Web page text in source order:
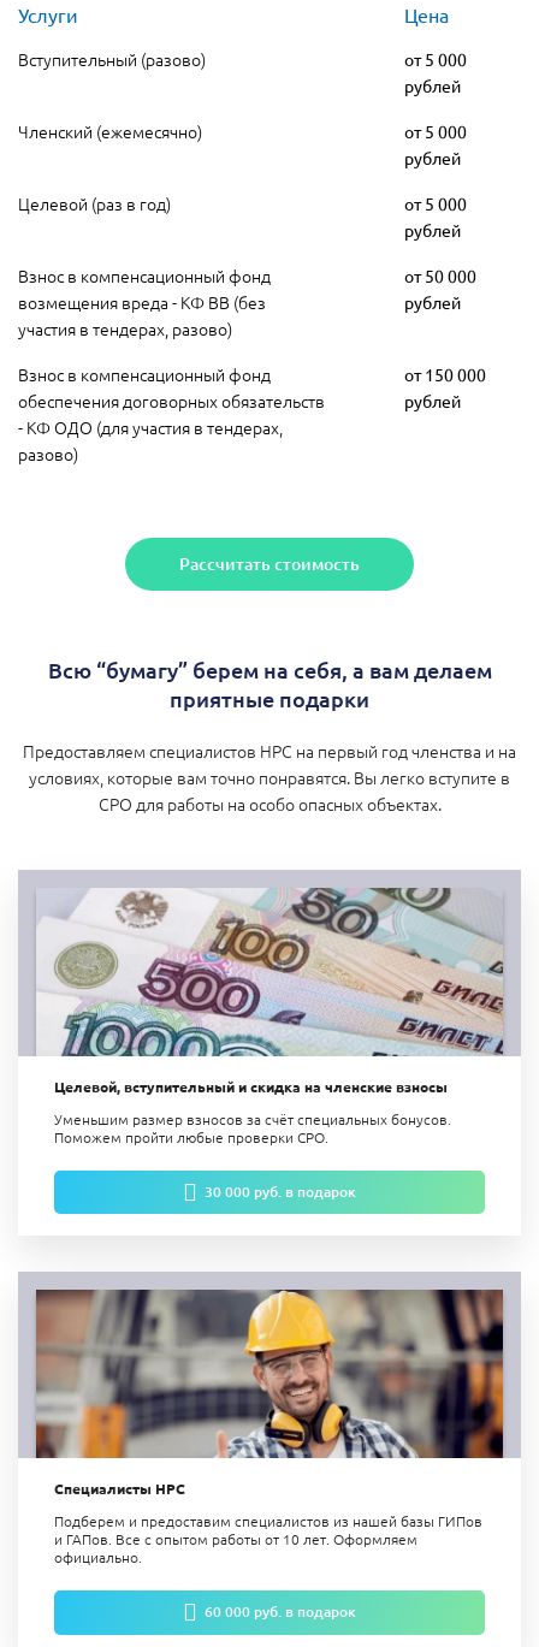
Услуги
Цена
Вступительный (разово)
от 5 000
рублей
Членский (ежемесячно)
от 5 000
рублей
Целевой (раз в год)
от 5 000
рублей
Взнос в компенсационный фонд
возмещения вреда - КФ ВВ (без
участия в тендерах, разово)
от 50 000
рублей
Взнос в компенсационный фонд
обеспечения договорных обязательств
- КФ ОДО (для участия в тендерах,
разово)
от 150 000
рублей
Рассчитать стоимость
Всю “бумагу” берем на себя, а вам делаем
приятные подарки
Предоставляем специалистов НРС на первый год членства и на
условиях, которые вам точно понравятся. Вы легко вступите в
СРО для работы на особо опасных объектах.
Целевой, вступительный и скидка на членские взносы
Уменьшим размер взносов за счёт специальных бонусов.
Поможем пройти любые проверки СРО.
30 000 руб. в подарок
Специалисты НРС
Подберем и предоставим специалистов из нашей базы ГИПов
и ГАПов. Все с опытом работы от 10 лет. Оформляем
официально.
60 000 руб. в подарок